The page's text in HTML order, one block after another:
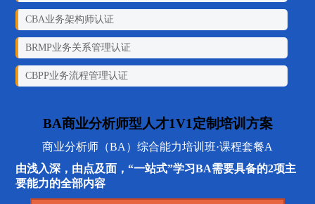
CBA业务架构师认证
BRMP业务关系管理认证
CBPP业务流程管理认证
BA商业分析师型人才1V1定制培训方案
商业分析师（BA）综合能力培训班·课程套餐A
由浅入深，由点及面，“一站式”学习BA需要具备的2项主
要能力的全部内容